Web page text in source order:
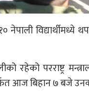
विद्यार्थीमध्ये
रहेको परराष्ट्र
आज बिहान ७ बजे